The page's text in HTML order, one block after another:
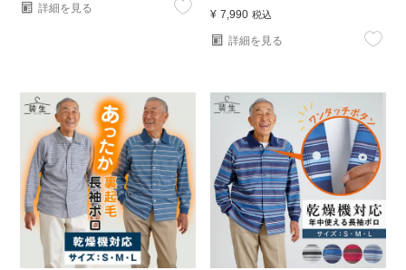
詳細を見る ¥ 7,990 税込
詳細を見る